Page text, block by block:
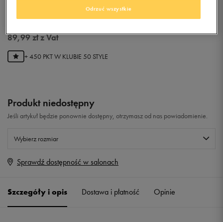
89,99złz Vat
+ 450 PKT W KLUBIE 50 STYLE
Produkt niedostępny
Jeśli artykuł będzie ponownie dostępny, otrzymasz od nas powiadomienie.
Wybierz rozmiar
Rozmiary EU
Sprawdź dostępność w salonach
Szczegóły i opis Dostawa i płatność Opinie
Odrzuć wszystkie